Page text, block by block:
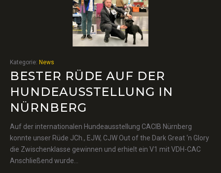
Kategorie: News
BESTER RÜDE AUF DER
HUNDEAUSSTELLUNG IN
NÜRNBERG
Auf der internationalen Hundeausstellung CACIB Nürnberg
konnte unser Rüde JCh., EJW, CJW Out of the Dark Great ‘n Glory
die Zwischenklasse gewinnen und erhielt ein V1 mit VDH-CAC
Anschließend wurde…